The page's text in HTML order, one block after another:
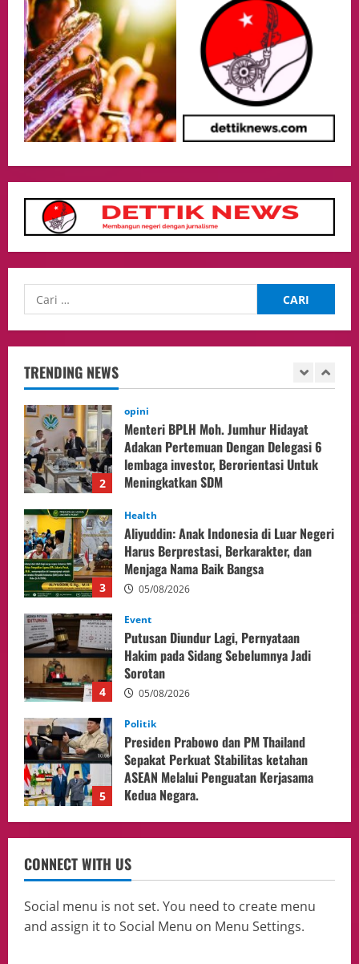
TRENDING NEWS
4
Putusan Diundur Lagi, Pernyataan
Hakim pada Sidang Sebelumnya Jadi
Sorotan
05/08/2026
5
Politik
Presiden Prabowo dan PM Thailand
Sepakat Perkuat Stabilitas ketahan
Kedua Negara.
Culture
Pengadilan Agama Jakarta Pusat
Selesaikan 25 Perkara Isbat Nikah bagi
WNI di Johor Bahru
2
Adakan Pertemuan Dengan Delegasi 6
3
Health
Aliyuddin: Anak Indonesia di Luar Negeri
Harus Berprestasi, Berkarakter, dan
Menjaga Nama Baik Bangsa
05/08/2026
4
Event
Putusan Diundur Lagi, Pernyataan
Hakim pada Sidang Sebelumnya Jadi
Sorotan
05/08/2026
5
Politik
Presiden Prabowo dan PM Thailand
Sepakat Perkuat Stabilitas ketahan
ASEAN Melalui Penguatan Kerjasama
Kedua Negara.
1
Culture
Pengadilan Agama Jakarta Pusat
Selesaikan 25 Perkara Isbat Nikah bagi
WNI di Johor Bahru
06/08/2026
2
Adakan Pertemuan Dengan Delegasi 6
lembaga investor, Berorientasi Untuk
Meningkatkan SDM
05/08/2026
Health
CONNECT WITH US
Social menu is not set. You need to create menu
and assign it to Social Menu on Menu Settings.